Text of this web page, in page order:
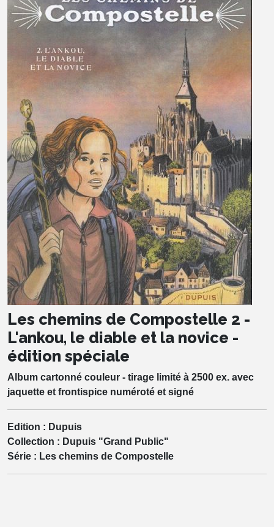
Les chemins de Compostelle 2 -
L'ankou, le diable et la novice -
édition spéciale
Album cartonné couleur - tirage limité à 2500 ex. avec
jaquette et frontispice numéroté et signé
Edition : Dupuis
Collection : Dupuis "Grand Public"
Série : Les chemins de Compostelle